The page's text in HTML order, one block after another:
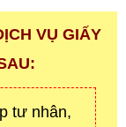
VỤ GIẤY
tư nhân,